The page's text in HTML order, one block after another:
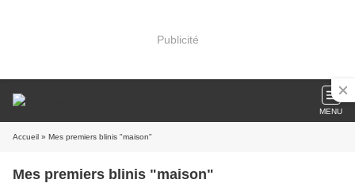
Publicité
MENU
Accueil » Mes premiers blinis "maison"
Mes premiers blinis "maison"